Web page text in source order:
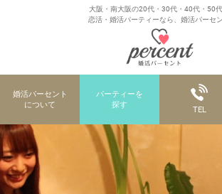
大阪・南大阪の20代・30代・40代・50
恋活・婚活パーティーなら、婚活パーセ
婚活パーセント
について
パーティーを
探す
TEL